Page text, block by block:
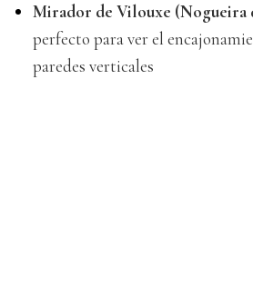
Mirador de Vilouxe (Nogueira
perfecto para ver el
paredes verticales